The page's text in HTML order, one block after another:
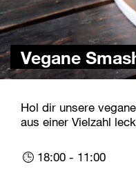
Kontakt
Vegane
Hol dir unsere
aus einer Vielzahl
18:00 - 11:00